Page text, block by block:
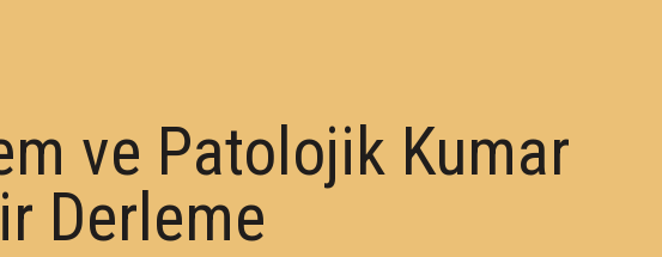
ve Patolojik Kumar
Derleme